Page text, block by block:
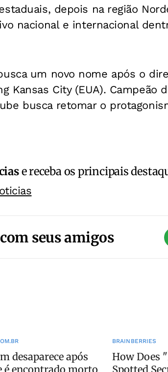
depois na região
nacional e internacional
um novo nome após o
Kansas City (EUA). Campeão
busca retomar o
e receba os principais
seus amigos